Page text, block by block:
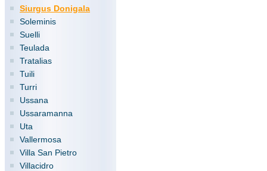
Siurgus Donigala
Soleminis
Suelli
Teulada
Tratalias
Tuili
Turri
Ussana
Ussaramanna
Uta
Vallermosa
Villa San Pietro
Villacidro